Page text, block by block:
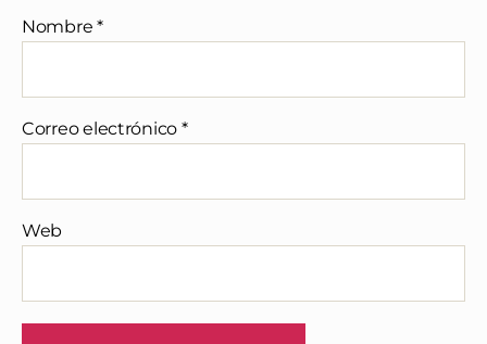
Nombre*
Correo electrónico *
Web